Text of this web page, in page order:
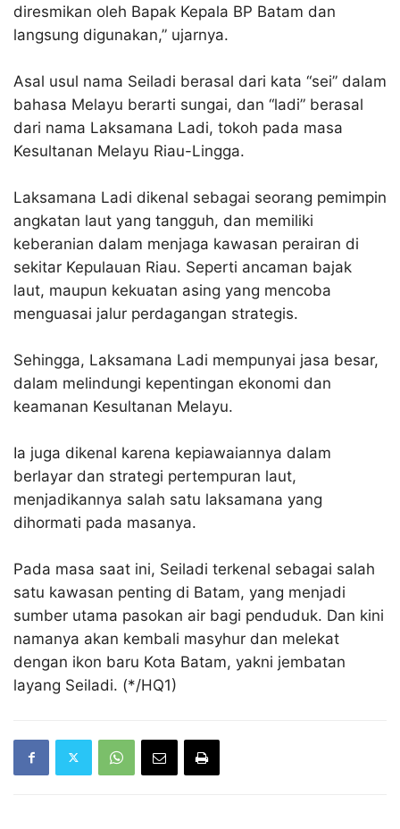
diresmikan oleh Bapak Kepala BP Batam dan
langsung digunakan,” ujarnya.
Asal usul nama Seiladi berasal dari kata “sei” dalam
bahasa Melayu berarti sungai, dan “ladi” berasal
dari nama Laksamana Ladi, tokoh pada masa
Kesultanan Melayu Riau-Lingga.
Laksamana Ladi dikenal sebagai seorang pemimpin
angkatan laut yang tangguh, dan memiliki
keberanian dalam menjaga kawasan perairan di
sekitar Kepulauan Riau. Seperti ancaman bajak
laut, maupun kekuatan asing yang mencoba
menguasai jalur perdagangan strategis.
Sehingga, Laksamana Ladi mempunyai jasa besar,
dalam melindungi kepentingan ekonomi dan
keamanan Kesultanan Melayu.
Ia juga dikenal karena kepiawaiannya dalam
berlayar dan strategi pertempuran laut,
menjadikannya salah satu laksamana yang
dihormati pada masanya.
Pada masa saat ini, Seiladi terkenal sebagai salah
satu kawasan penting di Batam, yang menjadi
sumber utama pasokan air bagi penduduk. Dan kini
namanya akan kembali masyhur dan melekat
dengan ikon baru Kota Batam, yakni jembatan
layang Seiladi. (*/HQ1)